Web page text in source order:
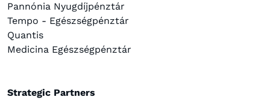
Befektetőknek
Kapcsolat
Pannónia Nyugdíjpénztár
Tempo - Egészségpénztár
Quantis
Medicina Egészségpénztár
Strategic Partners